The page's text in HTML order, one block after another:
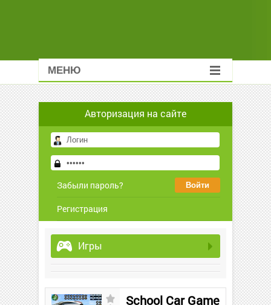
МЕНЮ
Авторизация на сайте
Забыли пароль?
Регистрация
Игры
School Car Game